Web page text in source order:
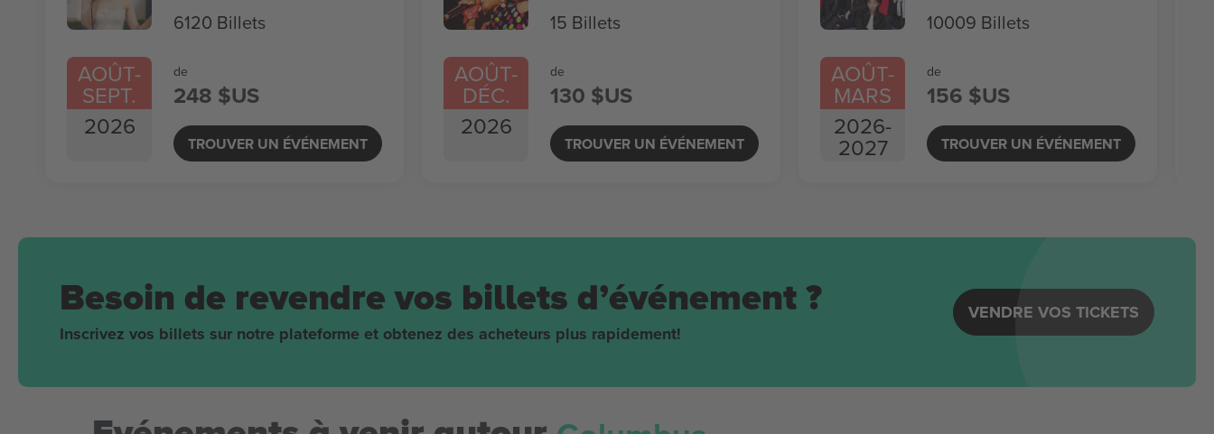
AOÛT-
SEPT.
2026
6120 Billets
de
248 $US
TROUVER UN ÉVÉNEMENT
AOÛT-
DÉC.
2026
15 Billets
de
130 $US
TROUVER UN ÉVÉNEMENT
AOÛT-
MARS
2026-
2027
10009 Billets
de
156 $US
TROUVER UN ÉVÉNEMENT
Besoin de revendre vos billets d’événement ?
Inscrivez vos billets sur notre plateforme et obtenez des acheteurs plus rapidement!
VENDRE VOS TICKETS